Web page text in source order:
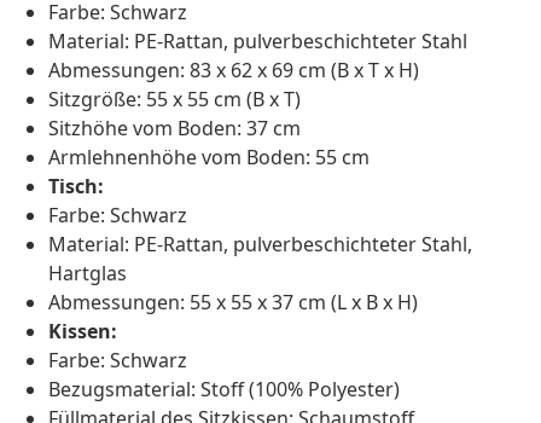
Farbe: Schwarz
Material: PE-Rattan, pulverbeschichteter Stahl
Abmessungen: 83 x 62 x 69 cm (B x T x H)
Sitzgröße: 55 x 55 cm (B x T)
Sitzhöhe vom Boden: 37 cm
Armlehnenhöhe vom Boden: 55 cm
Tisch:
Farbe: Schwarz
Material: PE-Rattan, pulverbeschichteter Stahl,
Hartglas
Abmessungen: 55 x 55 x 37 cm (L x B x H)
Kissen:
Farbe: Schwarz
Bezugsmaterial: Stoff (100% Polyester)